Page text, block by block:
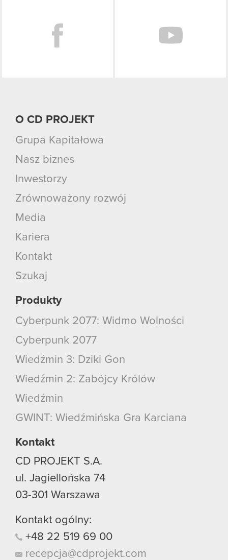
O CD PROJEKT
Grupa Kapitałowa
Nasz biznes
Inwestorzy
Zrównoważony rozwój
Media
Kariera
Kontakt
Szukaj
Produkty
Cyberpunk 2077: Widmo Wolności
Cyberpunk 2077
Wiedźmin 3: Dziki Gon
Wiedźmin 2: Zabójcy Królów
Wiedźmin
GWINT: Wiedźmińska Gra Karciana
Kontakt
CD PROJEKT S.A.
ul. Jagiellońska 74
03-301 Warszawa
Kontakt ogólny:
+48 22 519 69 00
recepcja@cdprojekt.com